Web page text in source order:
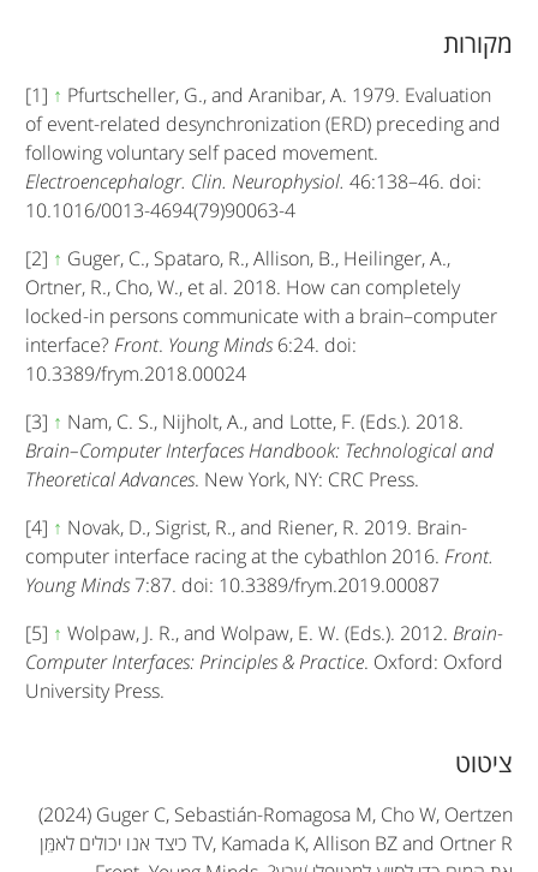
מקורות
[1] ↑ Pfurtscheller, G., and Aranibar, A. 1979. Evaluation
of event-related desynchronization (ERD) preceding and
following voluntary self paced movement.
Electroencephalogr. Clin. Neurophysiol. 46:138–46. doi:
10.1016/0013-4694(79)90063-4
[2] ↑ Guger, C., Spataro, R., Allison, B., Heilinger, A.,
Ortner, R., Cho, W., et al. 2018. How can completely
locked-in persons communicate with a brain–computer
interface?Front.Young Minds6:24. doi:
10.3389/frym.2018.00024
[3] ↑ Nam, C. S., Nijholt, A., and Lotte, F. (Eds.). 2018.
Brain–Computer Interfaces Handbook: Technological and
Theoretical Advances. New York, NY: CRC Press.
[4] ↑ Novak, D., Sigrist, R., and Riener, R. 2019. Brain-
computer interface racing at the cybathlon 2016.Front.
Young Minds7:87. doi: 10.3389/frym.2019.00087
[5] ↑ Wolpaw, J. R., and Wolpaw, E. W. (Eds.). 2012.Brain-
Computer Interfaces: Principles & Practice. Oxford: Oxford
University Press.
A
r
t
ציטוט
(2024) Guger C, Sebastián-Romagosa M, Cho W, Oertzen
TV, Kamada K, Allison BZ and Ortner Rכיצד אנו יכולים לאמֵּן